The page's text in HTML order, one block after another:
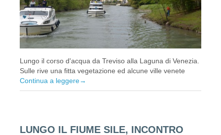
Lungo il corso d'acqua da Treviso alla Laguna di Venezia.
Sulle rive una fitta vegetazione ed alcune ville venete
Continua a leggere→
LUNGO IL FIUME SILE, INCONTRO